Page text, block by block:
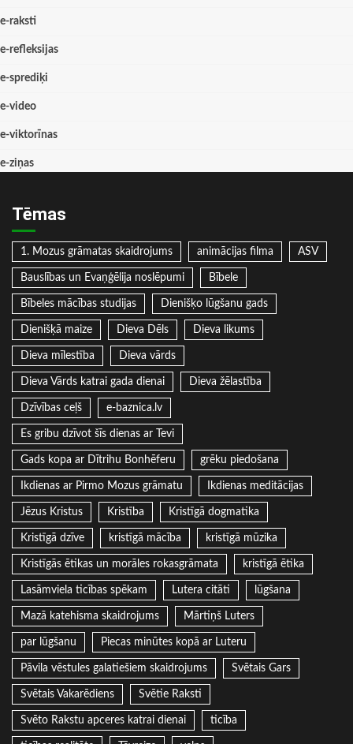
e-raksti
e-refleksijas
e-sprediķi
e-video
e-viktorīnas
e-ziņas
Tēmas
1. Mozus grāmatas skaidrojums animācijas filma ASV
Bauslības un Evaņģēlija noslēpumi Bībele
Bībeles mācības studijas Dienišķo lūgšanu gads
Dienišķā maize Dieva Dēls Dieva likums
Dieva mīlestība Dieva vārds
Dieva Vārds katrai gada dienai Dieva žēlastība
Dzīvības ceļš e-baznica.lv
Es gribu dzīvot šīs dienas ar Tevi
Gads kopa ar Dītrihu Bonhēferu grēku piedošana
Ikdienas ar Pirmo Mozus grāmatu Ikdienas meditācijas
Jēzus Kristus Kristība Kristīgā dogmatika
Kristīgā dzīve kristīgā mācība kristīgā mūzika
Kristīgās ētikas un morāles rokasgrāmata kristīgā ētika
Lasāmviela ticības spēkam Lutera citāti lūgšana
Mazā katehisma skaidrojums Mārtiņš Luters
par lūgšanu Piecas minūtes kopā ar Luteru
Pāvila vēstules galatiešiem skaidrojums Svētais Gars
Svētais Vakarēdiens Svētie Raksti
Svēto Rakstu apceres katrai dienai ticība